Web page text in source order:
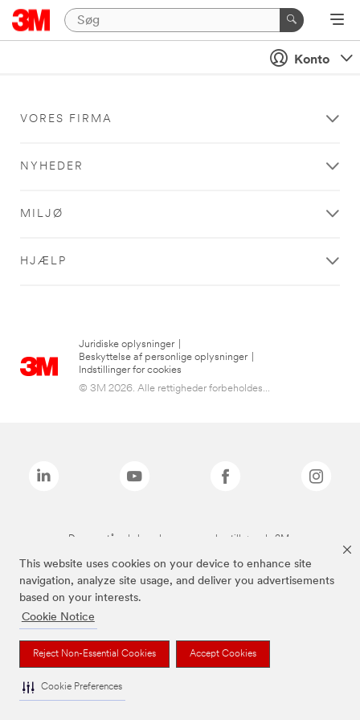
This website uses cookies on your device to enhance site
navigation, analyze site usage, and deliver you advertisements
based on your interests.
Cookie Notice
Reject Non-Essential Cookies Accept Cookies
Cookie Preferences
Konto
VORES FIRMA
NYHEDER
MILJØ
HJÆLP
Juridiske oplysninger
Beskyttelse af personlige oplysninger
Indstillinger for cookies
© 3M 2026. Alle rettigheder forbeholdes...
De ovenstående brands er varemærker tilhørende 3M.